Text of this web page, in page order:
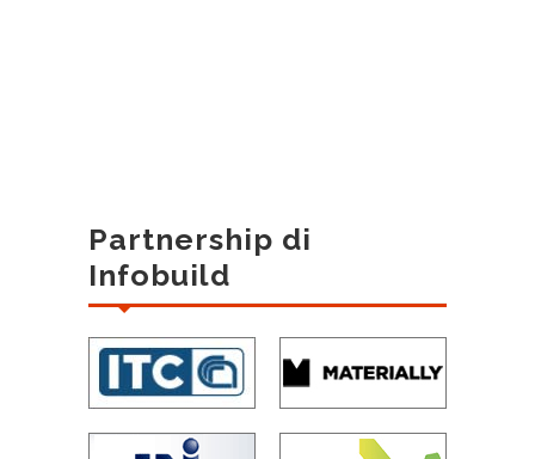
Partnership di
Infobuild